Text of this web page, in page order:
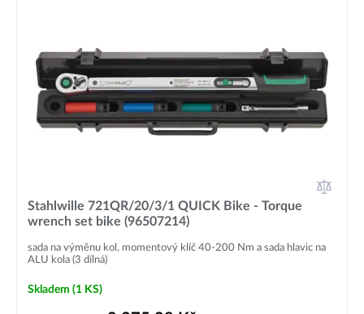
Stahlwille 721QR/20/3/1 QUICK Bike - Torque
wrench set bike (96507214)
sada na výměnu kol, momentový klíč 40-200 Nm a sada hlavic na
ALU kola (3 dílná)
Skladem (1 KS)